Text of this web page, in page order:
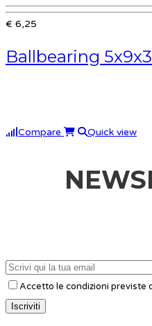
€ 6,25
Ballbearing
Compare Quick view
Accetto le condizioni previste